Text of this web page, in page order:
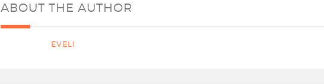
ABOUT THE AUTHOR
EVELI